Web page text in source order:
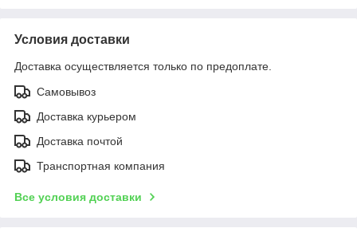
Условия доставки
Доставка осуществляется только по предоплате.
Самовывоз
Доставка курьером
Доставка почтой
Транспортная компания
Все условия доставки